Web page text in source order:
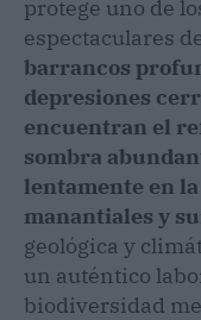
protege uno de
espectaculares
barrancos
depresiones
encuentran el
sombra
lentamente en
manantiales y
geológica y
un auténtico
biodiversidad